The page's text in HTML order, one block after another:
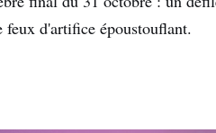
feux d'artifice époustouflant.